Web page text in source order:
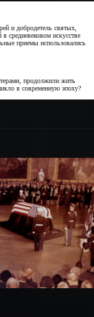
и добродетель святых,
средневековом искусстве
приемы использовались
продолжили жить
в современную эпоху?